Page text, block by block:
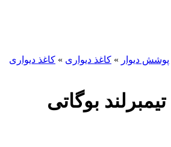
دیوار »کاغذ دیواری»کاغذ دیواری
بوگاتی